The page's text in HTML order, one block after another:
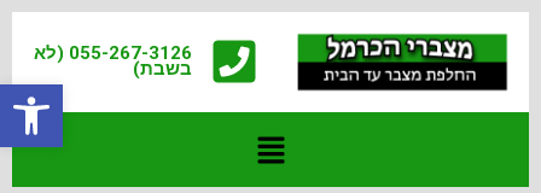
055-267-3126 (לא
בשבת)